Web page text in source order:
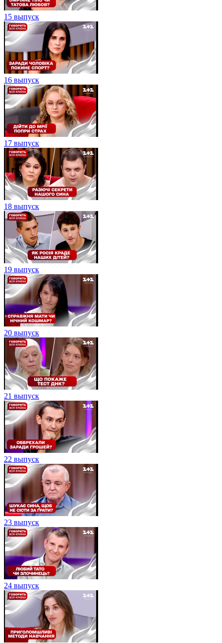
15 выпуск
16 выпуск
17 выпуск
18 выпуск
19 выпуск
20 выпуск
21 выпуск
22 выпуск
23 выпуск
24 выпуск